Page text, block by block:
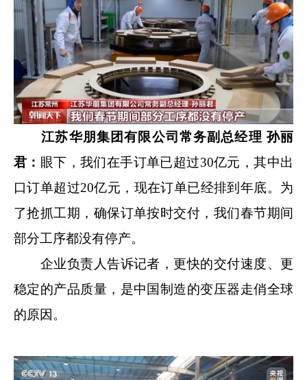
江苏华朋集团有限公司常务副总经理 孙丽
君： 眼下，我们在手订单已超过30亿元，其中出
口订单超过20亿元，现在订单已经排到年底。为
了抢抓工期，确保订单按时交付，我们春节期间
部分工序都没有停产。
企业负责人告诉记者，更快的交付速度、更
稳定的产品质量，是中国制造的变压器走俏全球
的原因。